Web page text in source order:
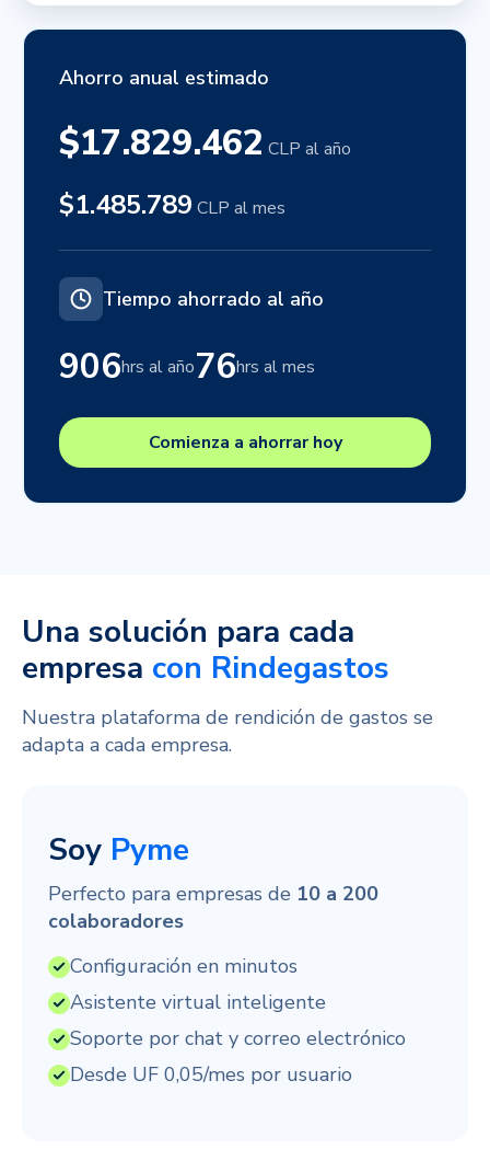
Ahorro anual estimado
$17.829.462 CLP al año
$1.485.789 CLP al mes
Tiempo ahorrado al año
906hrs al año76hrs al mes
Comienza a ahorrar hoy
Una solución para cada
empresa con Rindegastos
Nuestra plataforma de rendición de gastos se
adapta a cada empresa.
Soy Pyme
Perfecto para empresas de 10 a 200
colaboradores
Configuración en minutos
Asistente virtual inteligente
Soporte por chat y correo electrónico
Desde UF 0,05/mes por usuario